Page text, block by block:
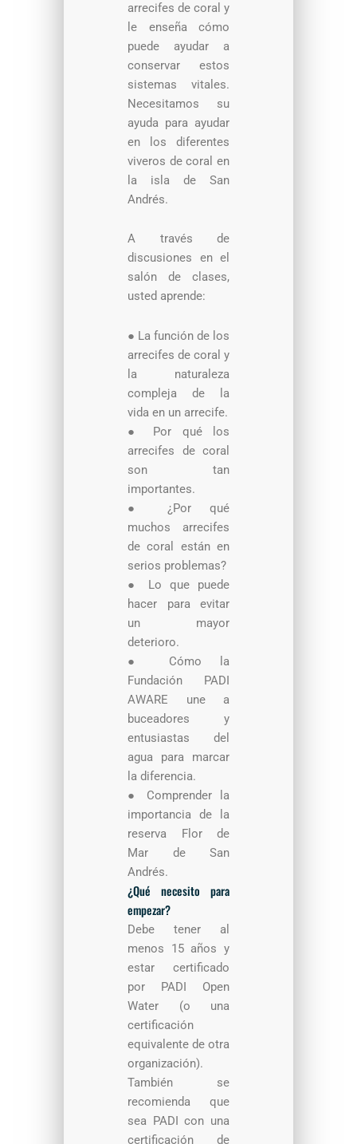
arrecifes de coral y
le enseña cómo
puede ayudar a
conservar estos
sistemas vitales.
Necesitamos su
ayuda para ayudar
en los diferentes
viveros de coral en
la isla de San
Andrés.
A través de
discusiones en el
salón de clases,
usted aprende:
● La función de los
arrecifes de coral y
la naturaleza
compleja de la
vida en un arrecife.
● Por qué los
arrecifes de coral
son tan
importantes.
●¿Por qué
muchos arrecifes
de coral están en
serios problemas?
● Lo que puede
hacer para evitar
un mayor
deterioro.
● Cómo la
Fundación PADI
AWARE une a
buceadores y
entusiastas del
agua para marcar
la diferencia.
● Comprender la
importancia de la
reserva Flor de
Mar de San
Andrés.
¿Qué necesito para
empezar?
Debe tener al
menos 15 años y
estar certificado
por PADI Open
Water (o una
certificación
equivalente de otra
organización).
También se
recomienda que
sea PADI con una
certificación de